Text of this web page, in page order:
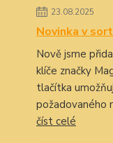
23.08.2025
Novinka v
Nově jsme
klíče značky
tlačítka
požadovaného
číst celé